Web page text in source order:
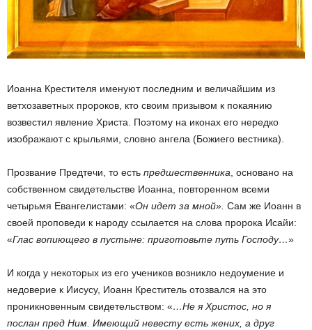
Иоанна Крестителя именуют последним и величайшим из
ветхозаветных пророков, кто своим призывом к покаянию
возвестил явление Христа. Поэтому на иконах его нередко
изображают с крыльями, словно ангела (Божиего вестника).
Прозвание Предтечи, то есть предшественника , основано на
собственном свидетельстве Иоанна, повторенном всеми
четырьмя Евангелистами: «Он идет за мной». Сам же Иоанн в
своей проповеди к народу ссылается на слова пророка Исайи:
«Глас вопиющего в пустыне: приготовьте путь Господу…»
И когда у некоторых из его учеников возникло недоумение и
недоверие к Иисусу, Иоанн Креститель отозвался на это
проникновенным свидетельством: «…Не я Христос, но я
послан пред Ним. Имеющий невесту есть жених, а друг